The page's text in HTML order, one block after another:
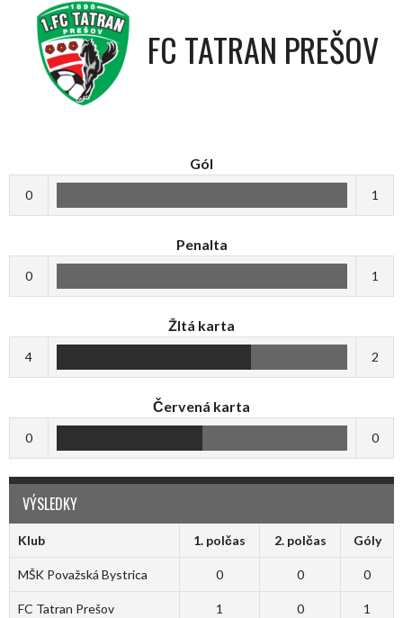
FC TATRAN PREŠOV
Gól
0 1
Penalta
0 1
Žltá karta
4 2
Červená karta
0 0
VÝSLEDKY
Klub 1. polčas 2. polčas Góly
MŠK Považská Bystrica 0 0 0
FC Tatran Prešov 1 0 1